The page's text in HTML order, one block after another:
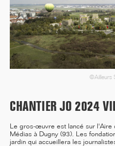
©Ailleurs
CHANTIER JO 2024
Le gros-œuvre est lancé sur
Médias à Dugny (93). Les
jardin qui accueillera les